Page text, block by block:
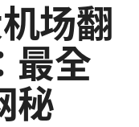
场翻
最全
秘